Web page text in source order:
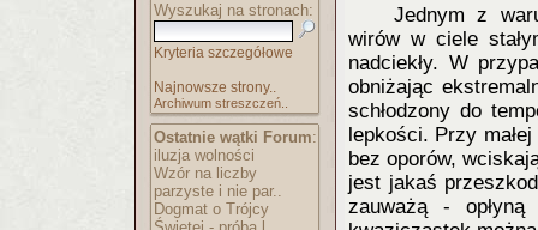
Wyszukaj na stronach:
Kryteria szczegółowe
Najnowsze strony..
Archiwum streszczeń..
Ostatnie wątki Forum:
iluzja wolności
Wzór na liczby
parzyste i nie par..
Dogmat o Trójcy
Jednym z
wirów w ciele
nadciekły. W
obniżając
schłodzony do
lepkości. Przy
bez oporów,
jest jakaś
zauważą - opłyną